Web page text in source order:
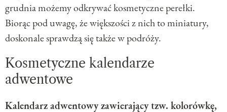
grudnia możemy odkrywać kosmetyczne perełki.
Biorąc pod uwagę, że większości z nich to miniatury,
doskonale sprawdzą się także w podróży.
Kosmetyczne kalendarze
adwentowe
Kalendarz adwentowy zawierający tzw. kolorówkę,